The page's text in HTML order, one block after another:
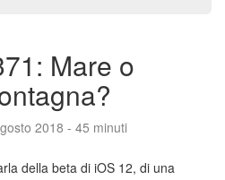
Mare o
2018 - 45 minuti
della beta di iOS 12, di una